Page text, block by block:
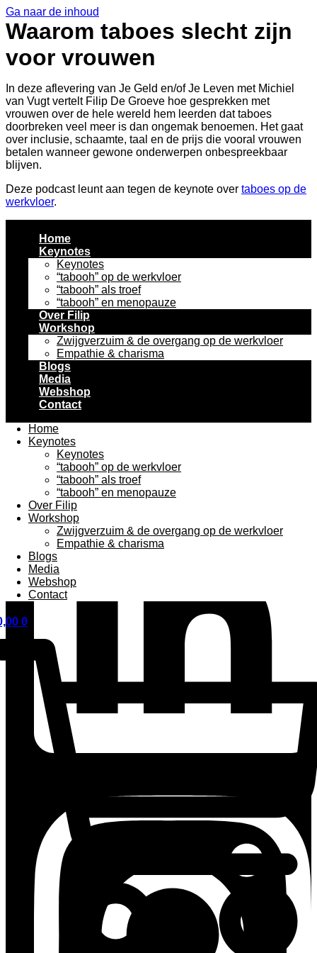
Ga naar de inhoud
Home
Keynotes
Keynotes
“tabooh” op de werkvloer
“tabooh” als troef
“tabooh” en menopauze
Over Filip
Workshop
Zwijgverzuim & de overgang op de werkvloer
Empathie & charisma
Blogs
Media
Webshop
Contact
Home
Keynotes
Keynotes
“tabooh” op de werkvloer
“tabooh” als troef
“tabooh” en menopauze
Over Filip
Workshop
Zwijgverzuim & de overgang op de werkvloer
Empathie & charisma
Blogs
Media
Webshop
Contact
0
Waarom taboes slecht zijn
voor vrouwen
In deze aflevering van Je Geld en/of Je Leven met Michiel
van Vugt vertelt Filip De Groeve hoe gesprekken met
vrouwen over de hele wereld hem leerden dat taboes
doorbreken veel meer is dan ongemak benoemen. Het gaat
over inclusie, schaamte, taal en de prijs die vooral vrouwen
betalen wanneer gewone onderwerpen onbespreekbaar
blijven.
Deze podcast leunt aan tegen de keynote over taboes op de
werkvloer.